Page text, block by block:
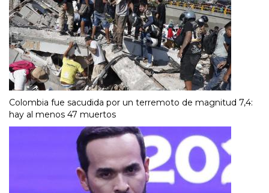
Colombia fue sacudida por un terremoto de magnitud 7,4:
hay al menos 47 muertos